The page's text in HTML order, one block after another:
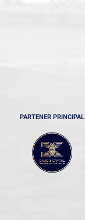
PARTENER PRINCIPAL